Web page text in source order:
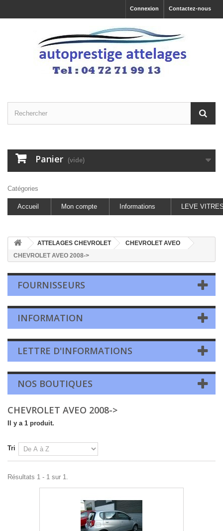
Contactez-nous
Connexion
Panier (vide)
Catégories
Accueil Mon compte Informations LEVE
ATTELAGES CHEVROLET
CHEVROLET AVEO
CHEVROLET AVEO 2008->
FOURNISSEURS
INFORMATION
LETTRE D'INFORMATIONS
NOS BOUTIQUES
CHEVROLET AVEO 2008->
Il y a 1 produit.
Tri
Résultats 1 - 1 sur 1.